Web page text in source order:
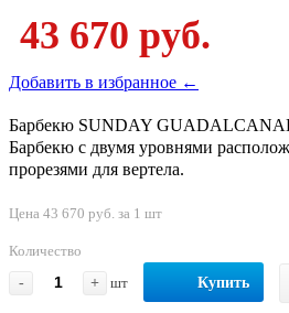
43 670 руб.
Добавить в избранное ←
Барбекю SUNDAY
Барбекю с двумя уровнями
прорезями для вертела.
Цена 43 670 руб. за 1 шт
Количество
-
+ шт Купить